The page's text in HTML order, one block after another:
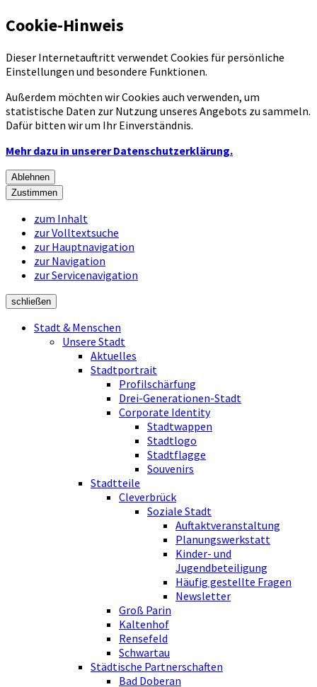
Cookie-Hinweis
Dieser Internetauftritt verwendet Cookies für persönliche
Einstellungen und besondere Funktionen.
Außerdem möchten wir Cookies auch verwenden, um
statistische Daten zur Nutzung unseres Angebots zu sammeln.
Dafür bitten wir um Ihr Einverständnis.
Mehr dazu in unserer Datenschutzerklärung.
Ablehnen
Zustimmen
zum Inhalt
zur Volltextsuche
zur Hauptnavigation
zur Navigation
zur Servicenavigation
schließen
Stadt & Menschen
Unsere Stadt
Aktuelles
Stadtportrait
Profilschärfung
Drei-Generationen-Stadt
Corporate Identity
Stadtwappen
Stadtlogo
Stadtflagge
Souvenirs
Stadtteile
Cleverbrück
Soziale Stadt
Auftaktveranstaltung
Planungswerkstatt
Kinder- und
Jugendbeteiligung
Häufig gestellte Fragen
Newsletter
Groß Parin
Kaltenhof
Rensefeld
Schwartau
Städtische Partnerschaften
Bad Doberan